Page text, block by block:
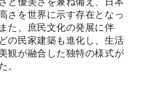
さを世界に示す存在となっ
た、庶民文化の発展に伴
の民家建築も進化し、生活
観が融合した独特の様式が
。